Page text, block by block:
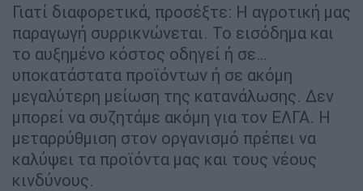
Γιατί διαφορετικά, προσέξτε: Η αγροτική μας
παραγωγή συρρικνώνεται. Το εισόδημα και
το αυξημένο κόστος οδηγεί ή σε…
υποκατάστατα προϊόντων ή σε ακόμη
μεγαλύτερη μείωση της κατανάλωσης. Δεν
μπορεί να συζητάμε ακόμη για τον ΕΛΓΑ. Η
μεταρρύθμιση στον οργανισμό πρέπει να
καλύψει τα προϊόντα μας και τους νέους
κινδύνους.